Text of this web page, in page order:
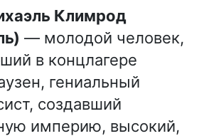
— молодой человек,
в концлагере
гениальный
создавший
империю, высокий,